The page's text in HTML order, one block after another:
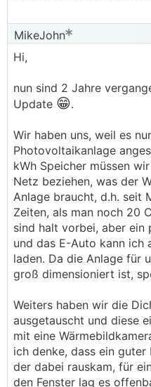
MikeJohn
Hi,
nun sind 2 Jahre
Update 😁.
Wir haben uns, weil es
Photovoltaikanlage
kWh Speicher müssen
Netz beziehen, was der
Anlage braucht, d.h. seit
Zeiten, als man noch 20
sind halt vorbei, aber ein
und das E-Auto kann ich
laden. Da die Anlage für
groß dimensioniert ist,
Weiters haben wir die
ausgetauscht und diese
mit eine
ich denke, dass ein
der dabei rauskam, für
den Fenster lag es